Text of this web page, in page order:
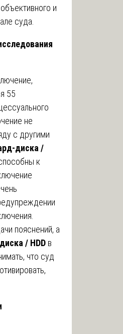
и
суда.
55
не
с другими
диска /
к
пояснений, а
/ HDD в
что суд